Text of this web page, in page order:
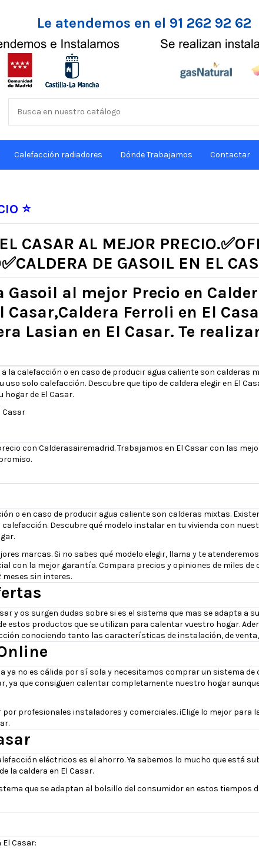
Le atendemos en el 91 262 92 62
Calefacción radiadores Dónde Trabajamos Contactar
⭐
CASAR AL MEJOR
DE GASOIL EN EL
Gasoil al mejor Precio en
Ferroli en El
Lasian en El Casar. Te
la calefacción o en caso de producir agua caliente son calderas
solo calefacción. Descubre que tipo de caldera elegir en El
de El Casar.
Casar
con Calderasairemadrid. Trabajamos en El Casar con las
o en caso de producir agua caliente son calderas mixtas.
Descubre qué modelo instalar en tu vivienda con
marcas. Si no sabes qué modelo elegir, llama y te
con la mejor garantía. Compara precios y opiniones de miles
meses sin interes.
y os surgen dudas sobre si es el sistema que mas se adapta a
productos que se utilizan para calentar vuestro hogar.
conociendo tanto las características de instalación, de
ya no es cálida por sí sola y necesitamos comprar un sistema
ya que consiguen calentar completamente nuestro hogar
profesionales instaladores y comerciales. ¡Elige lo mejor para
eléctricos es el ahorro. Ya sabemos lo mucho que está
la caldera en El Casar.
que se adaptan al bolsillo del consumidor en estos tiempos
Casar: